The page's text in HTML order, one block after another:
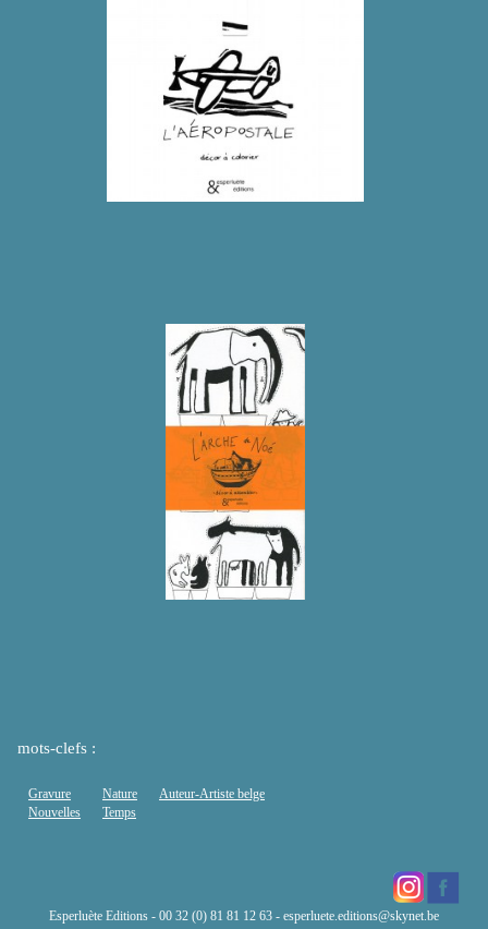
mots-clefs :
Gravure
Nouvelles
Nature
Temps
Auteur-Artiste belge
Esperluète Editions - 00 32 (0) 81 81 12 63 - esperluete.editions@skynet.be